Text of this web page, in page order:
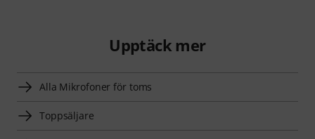
Upptäck mer
Alla Mikrofoner för toms
Toppsäljare